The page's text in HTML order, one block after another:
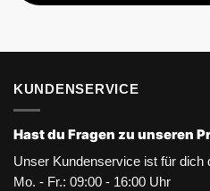
KUNDENSERVICE
Hast du Fragen zu unseren
Unser Kundenservice ist für dich
Mo. - Fr.: 09:00 - 16:00 Uhr